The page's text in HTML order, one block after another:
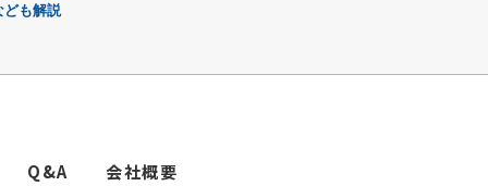
ども解説
Q&A 会社概要